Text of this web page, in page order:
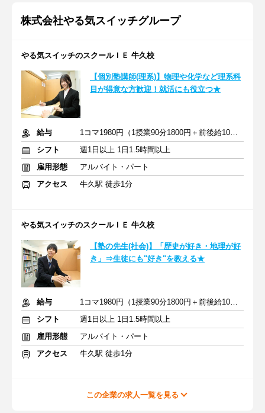
株式会社やる気スイッチグループ
やる気スイッチのスクールＩＥ 牛久校
【個別塾講師(理系)】物理や化学など理系科
目が得意な方歓迎！就活にも役立つ★
給与
1コマ1980円（1授業90分1800円＋前後給10分180円）
シフト
週1日以上 1日1.5時間以上
雇用形態
アルバイト・パート
アクセス
牛久駅 徒歩1分
やる気スイッチのスクールＩＥ 牛久校
【塾の先生(社会)】「歴史が好き・地理が好
き」⇒生徒にも"好き"を教える★
給与
1コマ1980円（1授業90分1800円＋前後給10分180円）
シフト
週1日以上 1日1.5時間以上
雇用形態
アルバイト・パート
アクセス
牛久駅 徒歩1分
この企業の求人一覧を見る